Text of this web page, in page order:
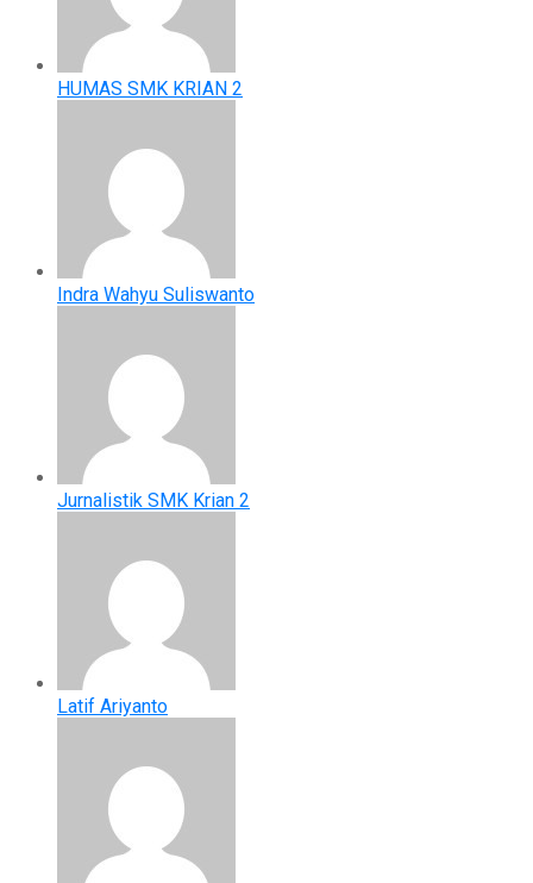
HUMAS SMK KRIAN 2
Indra Wahyu Suliswanto
Jurnalistik SMK Krian 2
Latif Ariyanto